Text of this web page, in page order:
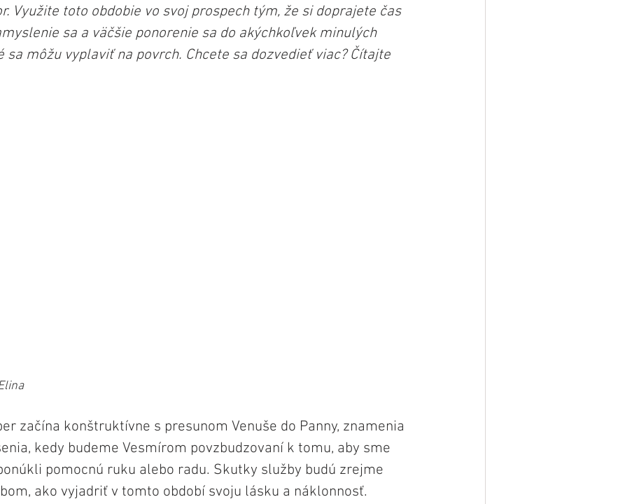
Využite toto obdobie vo svoj prospech tým, že si doprajete čas
sa a väčšie ponorenie sa do akýchkoľvek minulých
sa môžu vyplaviť na povrch. Chcete sa dozvedieť viac? Čítajte
začína konštruktívne s presunom Venuše do Panny, znamenia
kedy budeme Vesmírom povzbudzovaní k tomu, aby sme
pomocnú ruku alebo radu. Skutky služby budú zrejme
ako vyjadriť v tomto období svoju lásku a náklonnosť.